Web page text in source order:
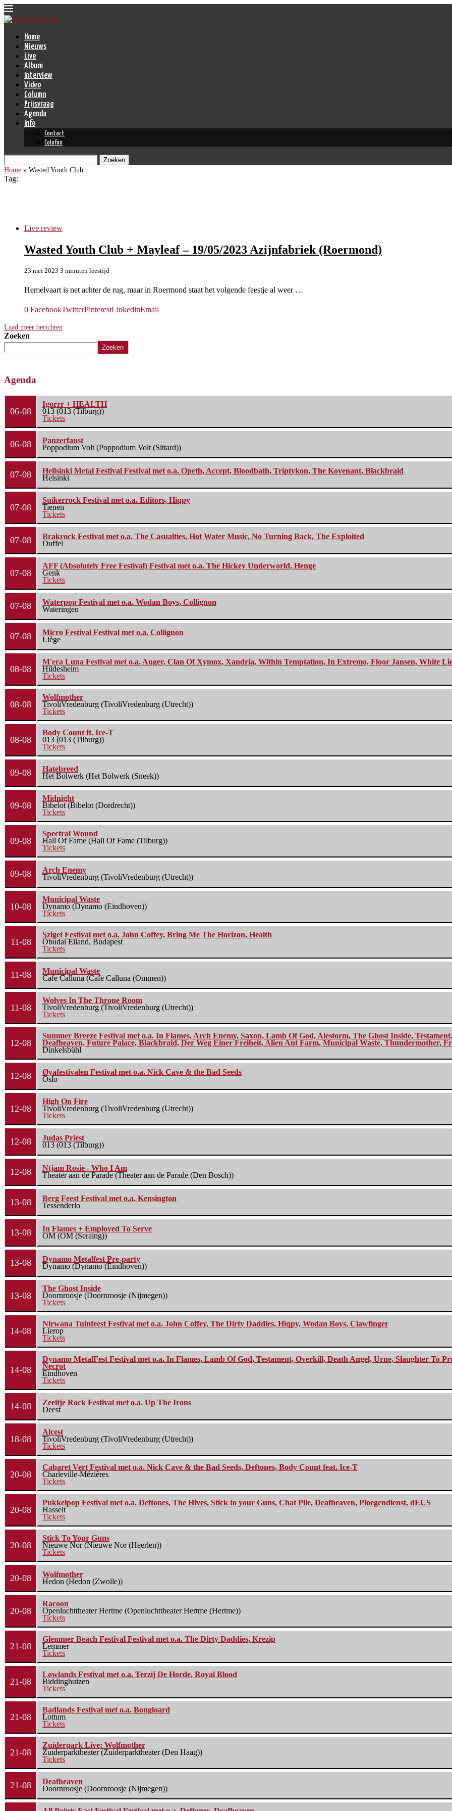
Home
Nieuws
Live
Album
Interview
Video
Column
Prijsvraag
Agenda
Info
Contact
Colofon
Zoeken
Home » Wasted Youth Club
Tag:
Live review
Wasted Youth Club + Mayleaf – 19/05/2023 Azijnfabriek (Roermond)
23 mei 2023 3 minuten leestijd
Hemelvaart is net achter de rug, maar in Roermond staat het volgende feestje al weer …
0 FacebookTwitterPinterestLinkedinEmail
Laad meer berichten
Zoeken
Zoeken
Agenda
06-08
Igorrr + HEALTH
013 (013 (Tilburg))
Tickets
06-08
Panzerfaust
Poppodium Volt (Poppodium Volt (Sittard))
07-08
Hellsinki Metal Festival Festival met o.a. Opeth, Accept, Bloodbath, Triptykon, The Kovenant, Blackbraid
Helsinki
07-08
Suikerrock Festival met o.a. Editors, Hiqpy
Tienen
Tickets
07-08
Brakrock Festival met o.a. The Casualties, Hot Water Music, No Turning Back, The Exploited
Duffel
07-08
AFF (Absolutely Free Festival) Festival met o.a. The Hickey Underworld, Henge
Genk
Tickets
07-08
Waterpop Festival met o.a. Wodan Boys, Collignon
Wateringen
07-08
Micro Festival Festival met o.a. Collignon
Liège
08-08
M'era Luna Festival met o.a. Auger, Clan Of Xymox, Xandria, Within Temptation, In Extremo, Floor Jansen, White
Hildesheim
Tickets
08-08
Wolfmother
TivoliVredenburg (TivoliVredenburg (Utrecht))
Tickets
08-08
Body Count ft. Ice-T
013 (013 (Tilburg))
Tickets
09-08
Hatebreed
Het Bolwerk (Het Bolwerk (Sneek))
09-08
Midnight
Bibelot (Bibelot (Dordrecht))
Tickets
09-08
Spectral Wound
Hall Of Fame (Hall Of Fame (Tilburg))
Tickets
09-08
Arch Enemy
TivoliVredenburg (TivoliVredenburg (Utrecht))
10-08
Municipal Waste
Dynamo (Dynamo (Eindhoven))
Tickets
11-08
Sziget Festival met o.a. John Coffey, Bring Me The Horizon, Health
Óbudai Eiland, Budapest
Tickets
11-08
Municipal Waste
Cafe Calluna (Cafe Calluna (Ommen))
11-08
Wolves In The Throne Room
TivoliVredenburg (TivoliVredenburg (Utrecht))
Tickets
12-08
Summer Breeze Festival met o.a. In Flames, Arch Enemy, Saxon, Lamb Of God, Alestorm, The Ghost Inside,
Deafheaven, Future Palace, Blackbraid, Der Weg Einer Freiheit, Alien Ant Farm, Municipal Waste, Thundermother,
Dinkelsbühl
12-08
Øyafestivalen Festival met o.a. Nick Cave & the Bad Seeds
Oslo
12-08
High On Fire
TivoliVredenburg (TivoliVredenburg (Utrecht))
Tickets
12-08
Judas Priest
013 (013 (Tilburg))
12-08
Ntjam Rosie - Who I Am
Theater aan de Parade (Theater aan de Parade (Den Bosch))
13-08
Berg Feest Festival met o.a. Kensington
Tessenderlo
13-08
In Flames + Employed To Serve
OM (OM (Seraing))
13-08
Dynamo Metalfest Pre-party
Dynamo (Dynamo (Eindhoven))
13-08
The Ghost Inside
Doornroosje (Doornroosje (Nijmegen))
Tickets
14-08
Nirwana Tuinfeest Festival met o.a. John Coffey, The Dirty Daddies, Hiqpy, Wodan Boys, Clawfinger
Lierop
Tickets
14-08
Dynamo MetalFest Festival met o.a. In Flames, Lamb Of God, Testament, Overkill, Death Angel, Urne, Slaughter To
Necrot
Eindhoven
Tickets
14-08
Zeeltje Rock Festival met o.a. Up The Irons
Deest
18-08
Alcest
TivoliVredenburg (TivoliVredenburg (Utrecht))
Tickets
20-08
Cabaret Vert Festival met o.a. Nick Cave & the Bad Seeds, Deftones, Body Count feat. Ice-T
Charleville-Mézières
Tickets
20-08
Pukkelpop Festival met o.a. Deftones, The Hives, Stick to your Guns, Chat Pile, Deafheaven, Ploegendienst, dEUS
Hasselt
Tickets
20-08
Stick To Your Guns
Nieuwe Nor (Nieuwe Nor (Heerlen))
Tickets
20-08
Wolfmother
Hedon (Hedon (Zwolle))
20-08
Racoon
Openluchttheater Hertme (Openluchttheater Hertme (Hertme))
Tickets
21-08
Glemmer Beach Festival Festival met o.a. The Dirty Daddies, Krezip
Lemmer
Tickets
21-08
Lowlands Festival met o.a. Terzij De Horde, Royal Blood
Biddinghuizen
Tickets
21-08
Badlands Festival met o.a. Bongloard
Lottum
Tickets
21-08
Zuiderpark Live: Wolfmother
Zuiderparktheater (Zuiderparktheater (Den Haag))
Tickets
21-08
Deafheaven
Doornroosje (Doornroosje (Nijmegen))